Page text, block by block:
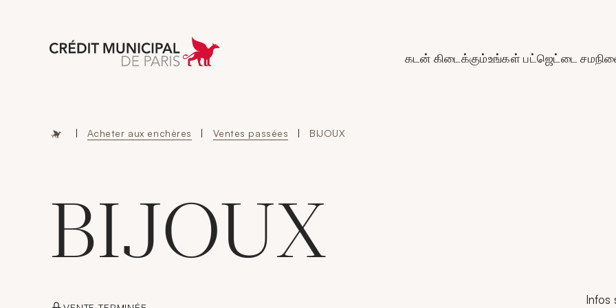
Aller à l'accueil de Crédit Municipal de Paris
கடன் கிடைக்கும்உங்கள் பட்ஜெட்டை
| Acheter aux enchères | Ventes passées | BIJOUX
BIJOUX
Infos